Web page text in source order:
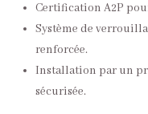
Certification A2P
Système de
renforcée.
Installation par un
sécurisée.